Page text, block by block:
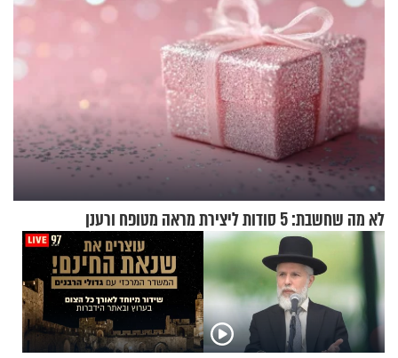
לא מה שחשבת: 5 סודות ליצירת מראה מטופח ורענן